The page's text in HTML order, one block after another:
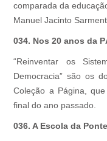
comparada da
Manuel Jacinto
034. Nos 20 anos da
“Reinventar os
Democracia” são os
Coleção a Página,
final do ano passado.
036. A Escola da